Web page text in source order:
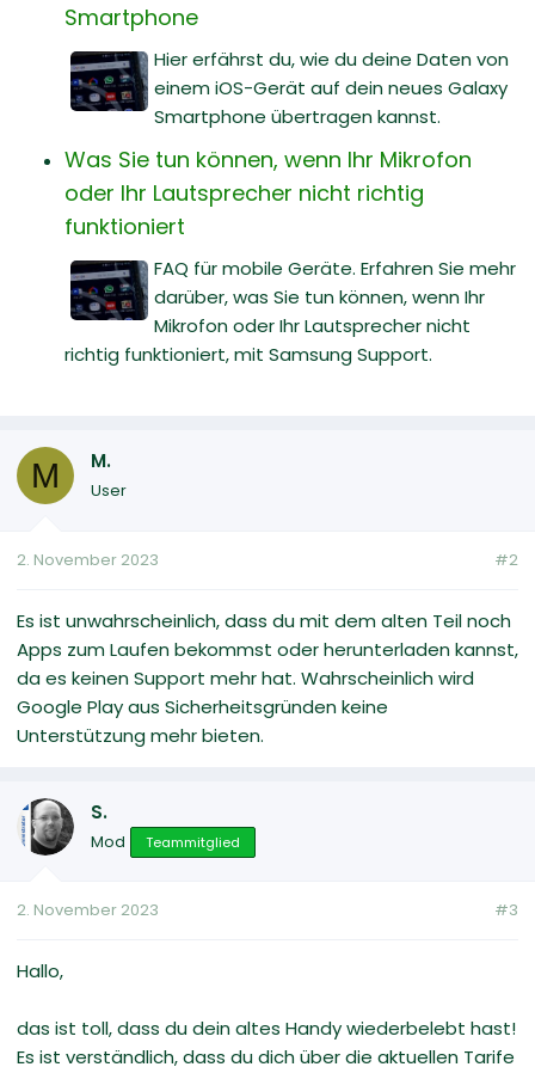
Smartphone
Hier erfährst du, wie du deine Daten von
einem iOS-Gerät auf dein neues Galaxy
Smartphone übertragen kannst.
Was Sie tun können, wenn Ihr Mikrofon
oder Ihr Lautsprecher nicht richtig
funktioniert
FAQ für mobile Geräte. Erfahren Sie mehr
darüber, was Sie tun können, wenn Ihr
Mikrofon oder Ihr Lautsprecher nicht
richtig funktioniert, mit Samsung Support.
M M.
User
2. November 2023 #2
Es ist unwahrscheinlich, dass du mit dem alten Teil noch
Apps zum Laufen bekommst oder herunterladen kannst,
da es keinen Support mehr hat. Wahrscheinlich wird
Google Play aus Sicherheitsgründen keine
Unterstützung mehr bieten.
S.
Mod Teammitglied
2. November 2023 #3
Hallo,
das ist toll, dass du dein altes Handy wiederbelebt hast!
Es ist verständlich, dass du dich über die aktuellen Tarife